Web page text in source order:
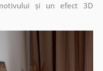
și un efect 3D